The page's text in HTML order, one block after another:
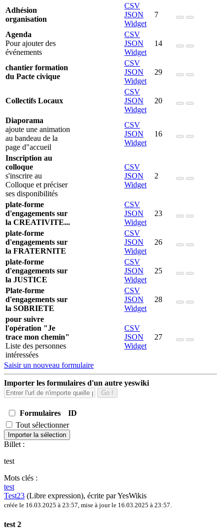
Adhésion
organisation
CSV
JSON
Widget
7
Agenda
Pour ajouter des
événements
CSV
JSON
Widget
14
chantier formation
du Pacte civique
CSV
JSON
Widget
29
Collectifs Locaux
CSV
JSON
Widget
20
Diaporama
ajoute une animation
au bandeau de la
page d"accueil
CSV
JSON
Widget
16
Inscription au
colloque
s'inscrire au
Colloque et préciser
ses disponibilités
CSV
JSON
Widget
2
plate-forme
d'engagements sur
la CREATIVITE...
CSV
JSON
Widget
23
plate-forme
d'engagements sur
la FRATERNITE
CSV
JSON
Widget
26
plate-forme
d'engagements sur
la JUSTICE
CSV
JSON
Widget
25
Plate-forme
d'engagements sur
la SOBRIETE
CSV
JSON
Widget
28
pour suivre
l'opération "Je
trace mon chemin"
Liste des personnes
intéressées
CSV
JSON
Widget
27
Saisir un nouveau formulaire
Importer les formulaires d'un autre yeswiki
Go !
Formulaires
ID
Tout sélectionner
Importer la sélection
Billet :
test
Mots clés :
test
Test23 (Libre expression), écrite par YesWikis
créée le 16.03.2025 à 23:57, mise à jour le 16.03.2025 à 23:57.
test 2